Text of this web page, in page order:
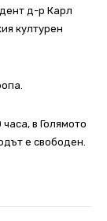
д-р Карл
културен
в Голямото
е свободен.